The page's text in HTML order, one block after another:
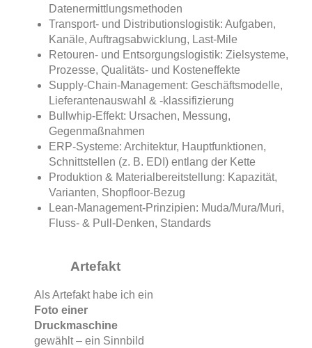
Datenermittlungsmethoden
Transport- und Distributionslogistik: Aufgaben,
Kanäle, Auftragsabwicklung, Last-Mile
Retouren- und Entsorgungslogistik: Zielsysteme,
Prozesse, Qualitäts- und Kosteneffekte
Supply-Chain-Management: Geschäftsmodelle,
Lieferantenauswahl & -klassifizierung
Bullwhip-Effekt: Ursachen, Messung,
Gegenmaßnahmen
ERP-Systeme: Architektur, Hauptfunktionen,
Schnittstellen (z. B. EDI) entlang der Kette
Produktion & Materialbereitstellung: Kapazität,
Varianten, Shopfloor-Bezug
Lean-Management-Prinzipien: Muda/Mura/Muri,
Fluss- & Pull-Denken, Standards
Artefakt
Als Artefakt habe ich ein
Foto einer
Druckmaschine
gewählt – ein Sinnbild